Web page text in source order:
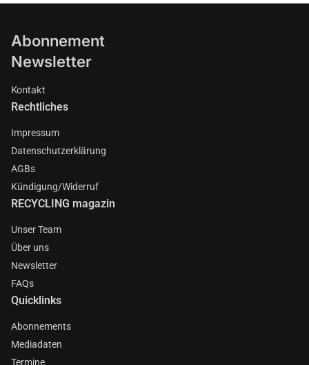
Abonnement
Newsletter
Kontakt
Rechtliches
Impressum
Datenschutzerklärung
AGBs
Kündigung/Widerruf
RECYCLING magazin
Unser Team
Über uns
Newsletter
FAQs
Quicklinks
Abonnements
Mediadaten
Termine